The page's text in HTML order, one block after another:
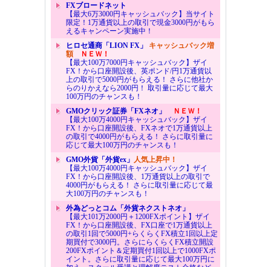
FXブロードネット
【最大6万3000円キャッシュバック】当サイト
限定！1万通貨以上の取引で現金3000円がもら
えるキャンペーン実施中！
ヒロセ通商「LION FX」 キャッシュバック増
額ＮＥＷ！
【最大100万7000円キャッシュバック】ザイ
FX！から口座開設後、英ポンド/円1万通貨以
上の取引で5000円がもらえる！ さらに他社か
らのりかえなら2000円！ 取引量に応じて最大
100万円のチャンスも！
GMOクリック証券「FXネオ」
ＮＥＷ！
【最大100万4000円キャッシュバック】ザイ
FX！から口座開設後、FXネオで1万通貨以上
の取引で4000円がもらえる！ さらに取引量に
応じて最大100万円のチャンスも！
GMO外貨「外貨ex」 人気上昇中！
【最大100万4000円キャッシュバック】ザイ
FX！から口座開設後、1万通貨以上の取引で
4000円がもらえる！ さらに取引量に応じて最
大100万円のチャンスも！
外為どっとコム「外貨ネクストネオ」
【最大101万2000円＋1200FXポイント】ザイ
FX！から口座開設後、FX口座で1万通貨以上
の取引1回で5000円+らくらくFX積立1回以上定
期買付で3000円。さらにらくらくFX積立開設
200FXポイント＆定期買付1回以上で1000FXポ
イント。さらに取引量に応じて最大100万円に